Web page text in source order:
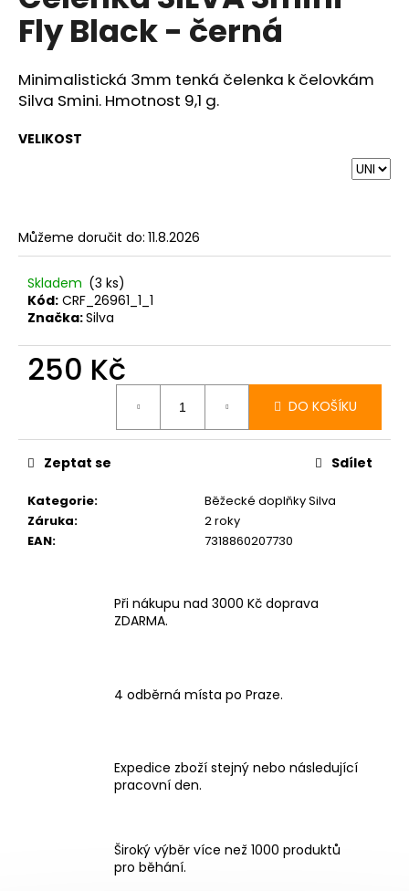
0,0
hvězdiček.
Fly Black - černá
Minimalistická 3mm tenká čelenka k čelovkám
Silva Smini. Hmotnost 9,1 g.
VELIKOST
Můžeme doručit do: 11.8.2026
Skladem (3 ks)
Kód: CRF_26961_1_1
Značka:Silva
250 Kč
DO KOŠÍKU
Kategorie:
Běžecké doplňky Silva
Záruka:
2 roky
EAN: 7318860207730
Zeptat se Sdílet
Při nákupu nad 3000 Kč doprava
ZDARMA.
4 odběrná místa po Praze.
Expedice zboží stejný nebo následující
pracovní den.
Široký výběr více než 1000 produktů
pro běhání.
a
j
í
t
D
o
o
e
m
e